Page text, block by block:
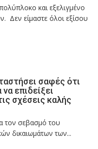
και εξελιγμένο
Δεν είμαστε όλοι εξίσου
σαφές ότι
επιδείξει
σχέσεις καλής
τον σεβασμό του
δικαιωμάτων των...